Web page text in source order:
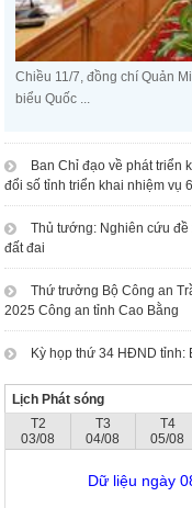
Chiều 11/7, đồng chí Quản
biểu Quốc ...
Ban Chỉ đạo về phát triển
đổi số tỉnh triển khai nhiệm vụ
Thủ tướng: Nghiên cứu
đất đai
Thứ trưởng Bộ Công an
2025 Công an tỉnh Cao Bằng
Kỳ họp thứ 34 HĐND tỉnh:
Lịch Phát sóng
T2
03/08
T3
04/08
T4
05/08
Dữ liệu ngày